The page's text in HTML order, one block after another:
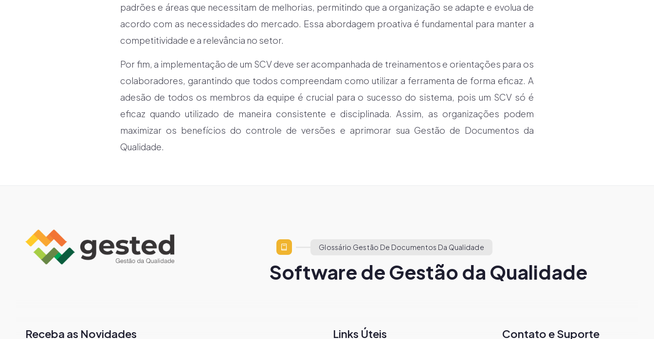
padrões e áreas que necessitam de melhorias, permitindo que a organização se adapte e evolua de
acordo com as necessidades do mercado. Essa abordagem proativa é fundamental para manter a
competitividade e a relevância no setor.
Por fim, a implementação de um SCV deve ser acompanhada de treinamentos e orientações para os
colaboradores, garantindo que todos compreendam como utilizar a ferramenta de forma eficaz. A
adesão de todos os membros da equipe é crucial para o sucesso do sistema, pois um SCV só é
eficaz quando utilizado de maneira consistente e disciplinada. Assim, as organizações podem
maximizar os benefícios do controle de versões e aprimorar sua Gestão de Documentos da
Qualidade.
Glossário Gestão De Documentos Da Qualidade
Software de Gestão da Qualidade
Receba as Novidades Links Úteis Contato e Suporte